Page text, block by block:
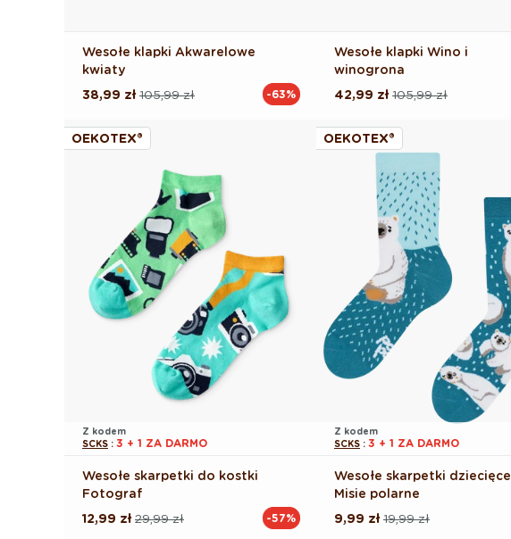
Wesołe klapki Akwarelowe
kwiaty
Cena
105,99 zł
Cena
38,99 zł -63%
Wesołe klapki Wino i
winogrona
Cena
105,99 zł
Cena
42,99 zł
OEKOTEX®
Z kodem
SCKS : 3 + 1 ZA DARMO
Wesołe skarpetki do kostki
Fotograf
Cena
29,99 zł
Cena
12,99 zł -57%
OEKOTEX®
Z kodem
SCKS : 3 + 1 ZA DARMO
Wesołe skarpetki dziecięce
Misie polarne
Cena
19,99 zł
Cena
9,99 zł